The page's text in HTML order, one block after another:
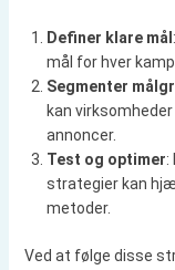
Definer klare mål
mål for hver
Segmenter
kan
annoncer.
Test og optimer:
strategier kan
metoder.
Ved at følge disse